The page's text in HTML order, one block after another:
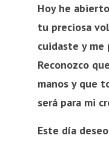
Hoy he
tu preciosa
cuidaste y
Reconozco
manos y que
será para mi
Este día